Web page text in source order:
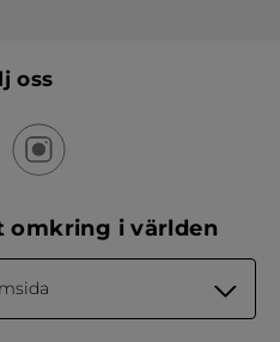
oss
omkring i världen